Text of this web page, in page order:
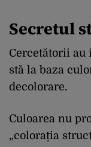
Secretul
Cercetătorii
stă la baza
decolorare.
Culoarea nu
„colorația